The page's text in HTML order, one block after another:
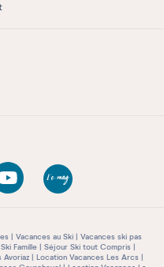
Vacances au Ski
Vacances ski pas
Famille
Séjour Ski tout Compris
Avoriaz
Location Vacances Les Arcs